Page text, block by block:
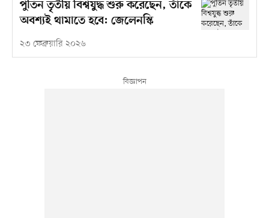
পুতিন তৃতীয় বিশ্বযুদ্ধ শুরু করেছেন, তাঁকে
অবশ্যই থামাতে হবে: জেলেনস্কি
২৩ ফেব্রুয়ারি ২০২৬